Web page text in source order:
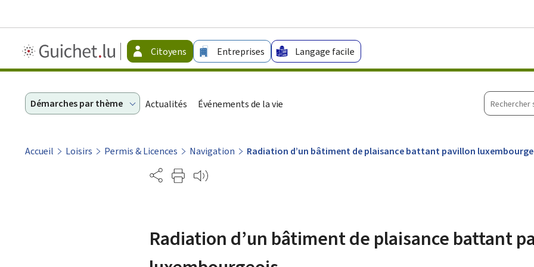
Guichet.lu
-
Citoyens Entreprises Langage facile
Démarches par thème Actualités Événements de la vie
sur
site
Accueil Loisirs Permis & Licences Navigation
Radiation d’un bâtiment de plaisance battant pavillon
Partage
Radiation d’un bâtiment de plaisance battant